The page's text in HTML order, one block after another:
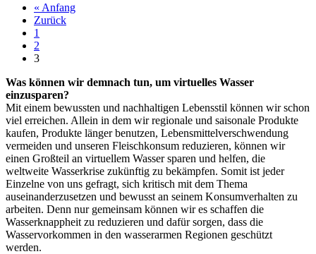
« Anfang
Zurück
1
2
3
Was können wir demnach tun, um virtuelles Wasser
einzusparen?
Mit einem bewussten und nachhaltigen Lebensstil können wir schon
viel erreichen. Allein in dem wir regionale und saisonale Produkte
kaufen, Produkte länger benutzen, Lebensmittelverschwendung
vermeiden und unseren Fleischkonsum reduzieren, können wir
einen Großteil an virtuellem Wasser sparen und helfen, die
weltweite Wasserkrise zukünftig zu bekämpfen. Somit ist jeder
Einzelne von uns gefragt, sich kritisch mit dem Thema
auseinanderzusetzen und bewusst an seinem Konsumverhalten zu
arbeiten. Denn nur gemeinsam können wir es schaffen die
Wasserknappheit zu reduzieren und dafür sorgen, dass die
Wasservorkommen in den wasserarmen Regionen geschützt
werden.